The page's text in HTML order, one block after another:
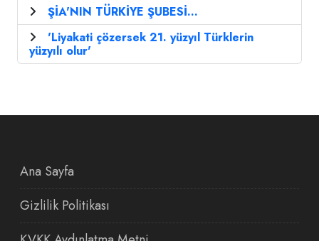
ŞİA'NIN TÜRKİYE ŞUBESİ...
'Liyakati çözersek 21. yüzyıl Türklerin
yüzyılı olur'
Ana Sayfa
Gizlilik Politikası